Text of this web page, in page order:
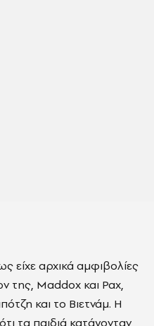
είχε αρχικά αμφιβολίες
της, Maddox και Pax,
και το Βιετνάμ. Η
τα παιδιά κατάγονταν